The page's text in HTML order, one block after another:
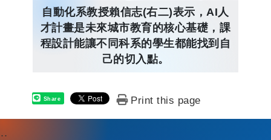
自動化系教授賴信志(右二)表示，AI人
才計畫是未來城市教育的核心基礎，課
程設計能讓不同科系的學生都能找到自
己的切入點。
Share Print this page